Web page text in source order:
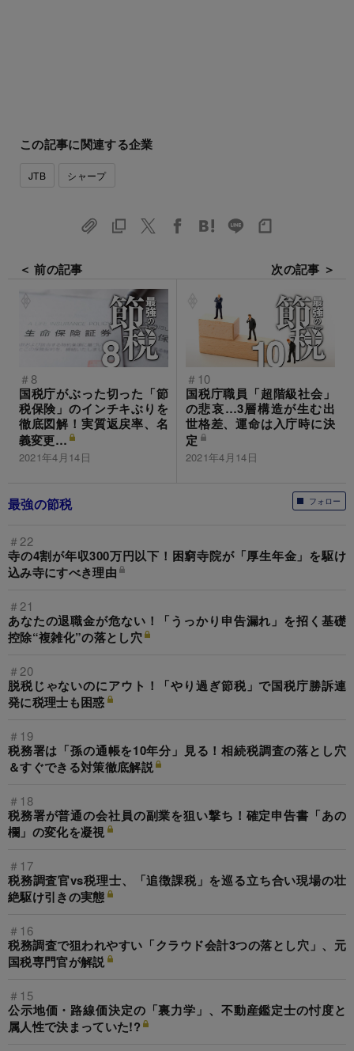
この記事に関連する企業
JTB シャープ
＜ 前の記事
＃8
国税庁がぶった切った「節
税保険」のインチキぶりを
徹底図解！実質返戻率、名
義変更…
2021年4月14日
次の記事 ＞
＃10
国税庁職員「超階級社会」
の悲哀…3層構造が生む出
世格差、運命は入庁時に決
定
2021年4月14日
フォロー
最強の節税
＃22
寺の4割が年収300万円以下！困窮寺院が「厚生年金」を駆け
込み寺にすべき理由
＃21
あなたの退職金が危ない！「うっかり申告漏れ」を招く基礎
控除“複雑化”の落とし穴
＃20
脱税じゃないのにアウト！「やり過ぎ節税」で国税庁勝訴連
発に税理士も困惑
＃19
税務署は「孫の通帳を10年分」見る！相続税調査の落とし穴
＆すぐできる対策徹底解説
＃18
税務署が普通の会社員の副業を狙い撃ち！確定申告書「あの
欄」の変化を凝視
＃17
税務調査官vs税理士、「追徴課税」を巡る立ち合い現場の壮
絶駆け引きの実態
＃16
税務調査で狙われやすい「クラウド会計3つの落とし穴」、元
国税専門官が解説
＃15
公示地価・路線価決定の「裏力学」、不動産鑑定士の忖度と
属人性で決まっていた!?